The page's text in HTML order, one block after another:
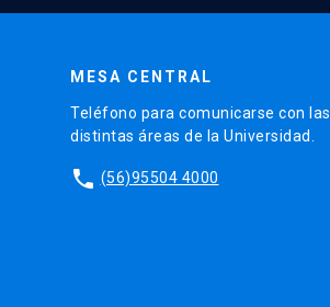
MESA CENTRAL
Teléfono para comunicarse con las
distintas áreas de la Universidad.
phone (56)95504 4000